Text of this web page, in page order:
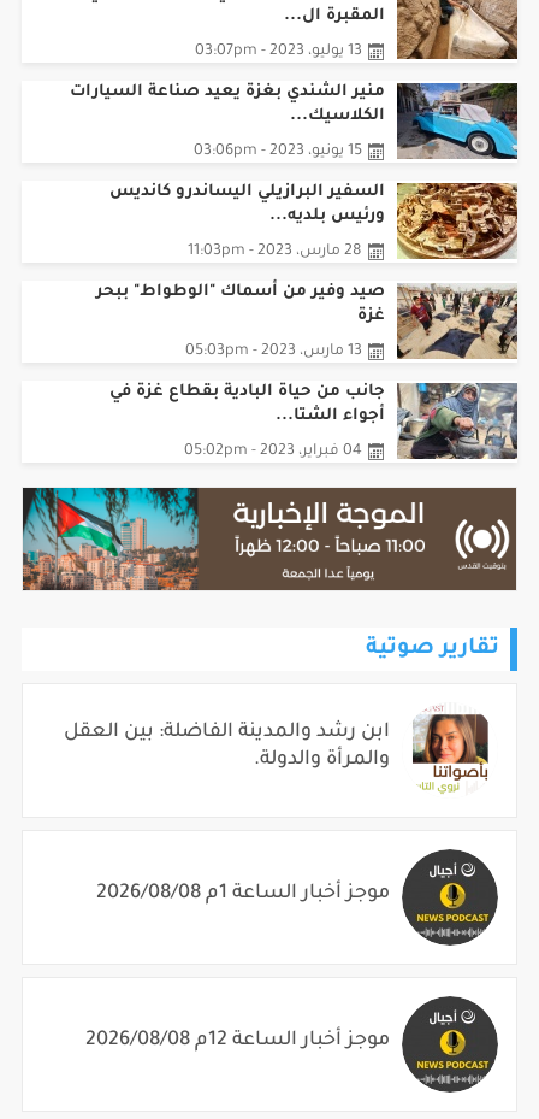
المقبرة ال...
13 يوليو، 2023 - 03:07pm
منير الشندي بغزة يعيد صناعة السيارات
الكلاسيك...
15 يونيو، 2023 - 03:06pm
السفير البرازيلي اليساندرو كانديس
ورئيس بلديه...
28 مارس، 2023 - 11:03pm
صيد وفير من أسماك "الوطواط" ببحر
غزة
13 مارس، 2023 - 05:03pm
جانب من حياة البادية بقطاع غزة في
أجواء الشتا...
04 فبراير، 2023 - 05:02pm
تقارير صوتية
ابن رشد والمدينة الفاضلة: بين العقل
والمرأة والدولة.
موجز أخبار الساعة 1م 2026/08/08
موجز أخبار الساعة 12م 2026/08/08